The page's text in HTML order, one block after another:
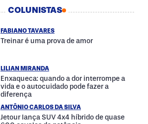
COLUNISTAS
FABIANO TAVARES
Treinar é uma prova de amor
LILIAN MIRANDA
Enxaqueca: quando a dor interrompe a
vida e o autocuidado pode fazer a
diferença
ANTÔNIO CARLOS DA SILVA
Jetour lança SUV 4x4 híbrido de quase